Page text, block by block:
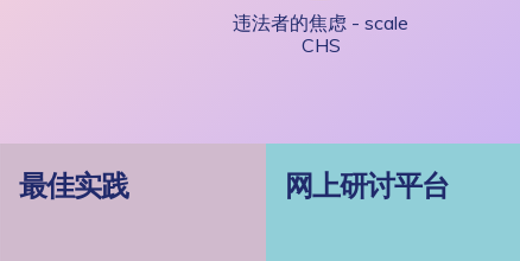
违法者的焦虑 - scale
CHS
最佳实践 网上研讨平台